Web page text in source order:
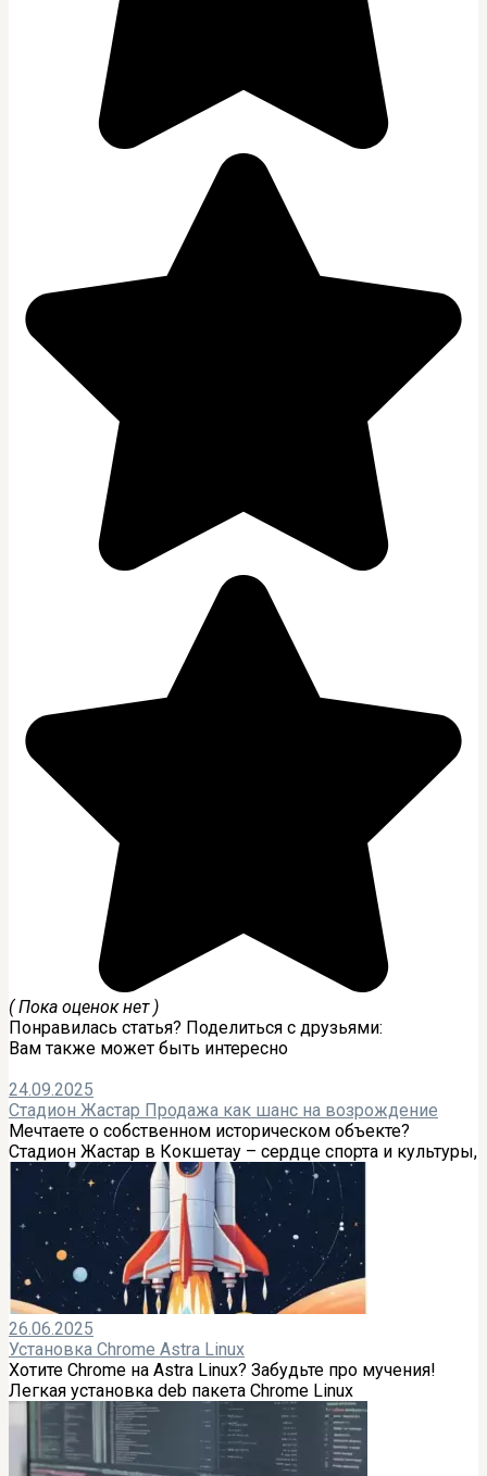
( Пока оценок нет )
Понравилась статья? Поделиться с друзьями:
Вам также может быть интересно
24.09.2025
Стадион Жастар Продажа как шанс на возрождение
Мечтаете о собственном историческом объекте?
Стадион Жастар в Кокшетау – сердце спорта и культуры,
26.06.2025
Установка Chrome Astra Linux
Хотите Chrome на Astra Linux? Забудьте про мучения!
Легкая установка deb пакета Chrome Linux